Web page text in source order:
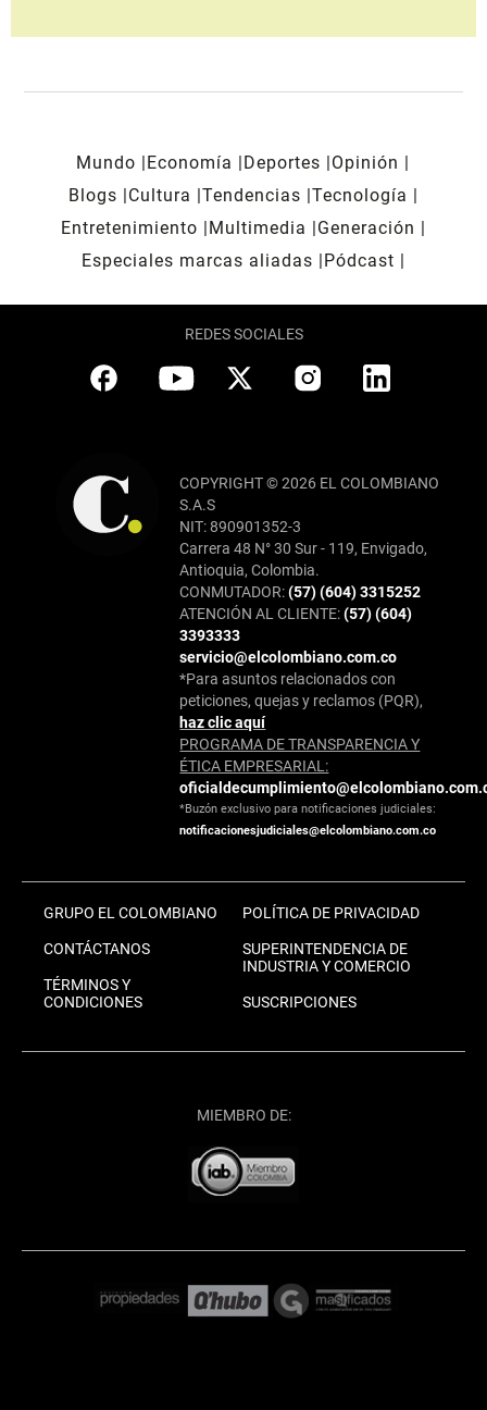
Mundo Economía Deportes
Opinión
Blogs
Cultura Tendencias Tecnología
Entretenimiento
Multimedia
Generación
Especiales marcas aliadas
Pódcast
REDES SOCIALES
COPYRIGHT © 2026 EL COLOMBIANO
S.A.S
NIT: 890901352-3
Carrera 48 N° 30 Sur - 119, Envigado,
Antioquia, Colombia.
CONMUTADOR:(57) (604) 3315252
ATENCIÓN AL CLIENTE:(57) (604)
3393333
servicio@elcolombiano.com.co
*Para asuntos relacionados con
peticiones, quejas y reclamos (PQR),
haz clic aquí
PROGRAMA DE TRANSPARENCIA Y
ÉTICA EMPRESARIAL:
*Buzón exclusivo para notificaciones judiciales:
notificacionesjudiciales@elcolombiano.com.co
GRUPO EL COLOMBIANO
CONTÁCTANOS
TÉRMINOS Y
CONDICIONES
POLÍTICA DE PRIVACIDAD
SUPERINTENDENCIA DE
INDUSTRIA Y COMERCIO
SUSCRIPCIONES
MIEMBRO DE: